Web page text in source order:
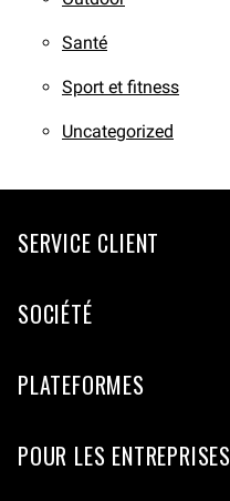
Santé
Sport et fitness
Uncategorized
SERVICE CLIENT
SOCIÉTÉ
PLATEFORMES
POUR LES ENTREPRISES